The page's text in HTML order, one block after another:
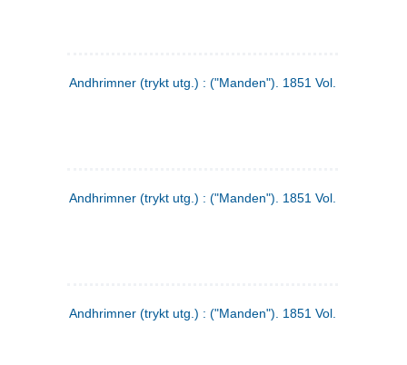
Andhrimner (trykt utg.) : ("Manden"). 1851 Vol. 1 Nr. 3
Andhrimner (trykt utg.) : ("Manden"). 1851 Vol. 2 Nr. 4
Andhrimner (trykt utg.) : ("Manden"). 1851 Vol. 2 Nr. 6